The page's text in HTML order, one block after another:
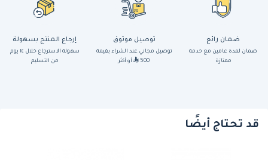
ضمان رائع
ضمان لمدة عامين مع خدمة
ممتازة
توصيل موثوق
توصيل مجاني عند الشراء بقيمة
500
أو أكثر
إرجاع المنتج بسهولة
سهولة الاسترجاع خلال ١٤ يوم
من التسليم
قد تحتاج أيضًا